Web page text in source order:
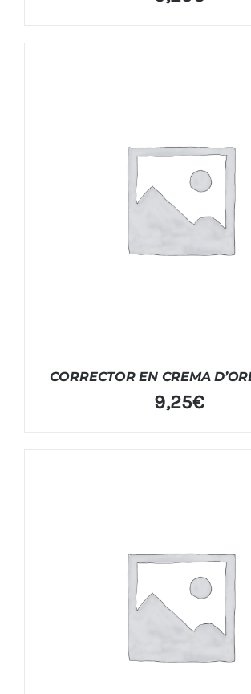
CORRECTOR EN CREMA
9,25€